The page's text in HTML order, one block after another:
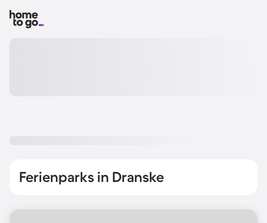
Ferienparks in Dranske